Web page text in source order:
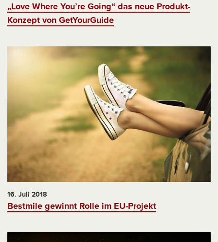
„Love Where You’re Going“ das neue Produkt-
Konzept von GetYourGuide
16. Juli 2018
Bestmile gewinnt Rolle im EU-Projekt